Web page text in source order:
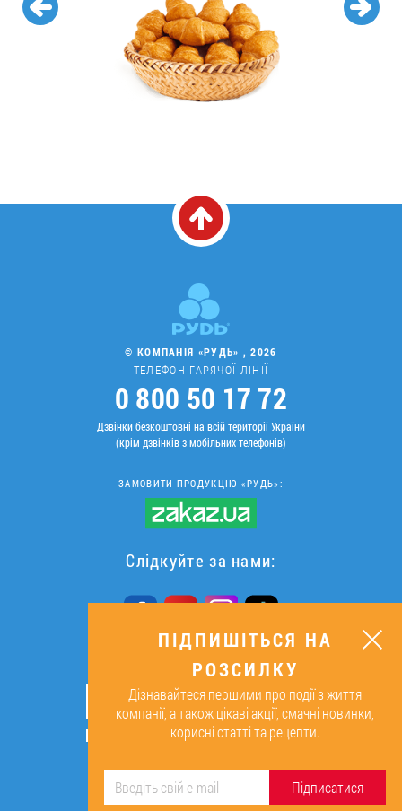
© КОМПАНІЯ «РУДЬ» , 2026
ТЕЛЕФОН ГАРЯЧОЇ ЛІНІЇ
0 800 50 17 72
Дзвінки безкоштовні на всій території України
(крім дзвінків з мобільних телефонів)
ЗАМОВИТИ ПРОДУКЦІЮ «РУДЬ»:
Слідкуйте за нами:
ПІДПИШІТЬСЯ НА РОЗСИЛКУ
ОК
Підписуючись, я даю згоду на
ПІДПИШІТЬСЯ НА
РОЗСИЛКУ
Дізнавайтеся першими про події з життя
компанії, а також цікаві акції, смачні новинки,
корисні статті та рецепти.
Підписатися